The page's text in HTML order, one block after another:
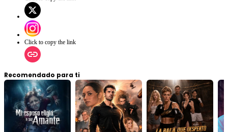
Click to copy the link
Recomendado para ti